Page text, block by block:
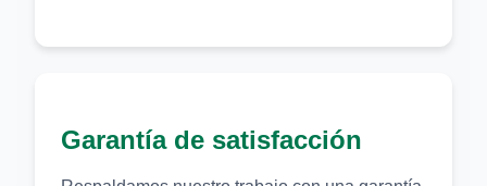
Garantía de satisfacción